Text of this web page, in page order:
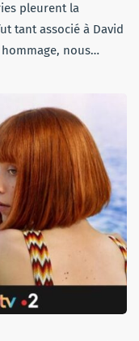
pleurent la
tant associé à David
nous…